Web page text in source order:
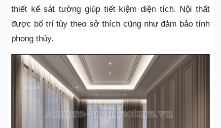
thiết kế sát tường giúp tiết kiệm diện tích. Nội thất
được bố trí tùy theo sở thích cũng như đảm bảo tính
phong thủy.